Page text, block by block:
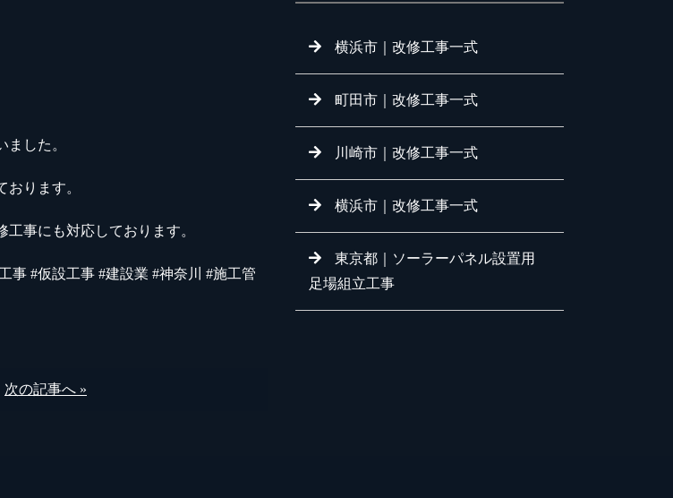
した。
ります。
事にも対応しております。
事 #仮設工事 #建設業 #神奈川 #施工管
次の記事へ »
横浜市｜改修工事一式
町田市｜改修工事一式
川崎市｜改修工事一式
横浜市｜改修工事一式
東京都｜ソーラーパネル設置用
足場組立工事